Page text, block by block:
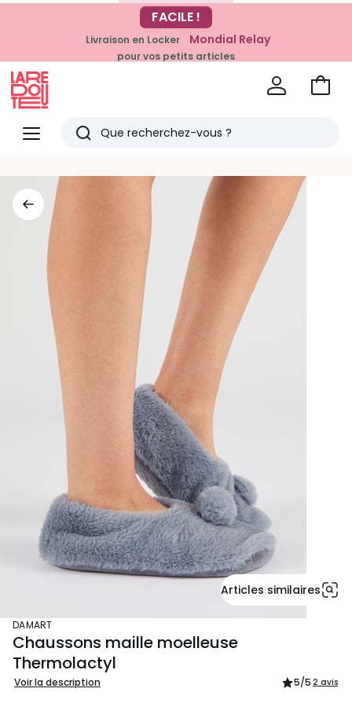
-20% dès 39€*
sur la mode
FACILE !
Livraison en Locker Mondial Relay
pour vos petits articles
Menu
Redoute
Rechercher
articles
Voir
Articles similaires
DAMART
Chaussons maille moelleuse
Thermolactyl
Voir la description 5/5 2 avis